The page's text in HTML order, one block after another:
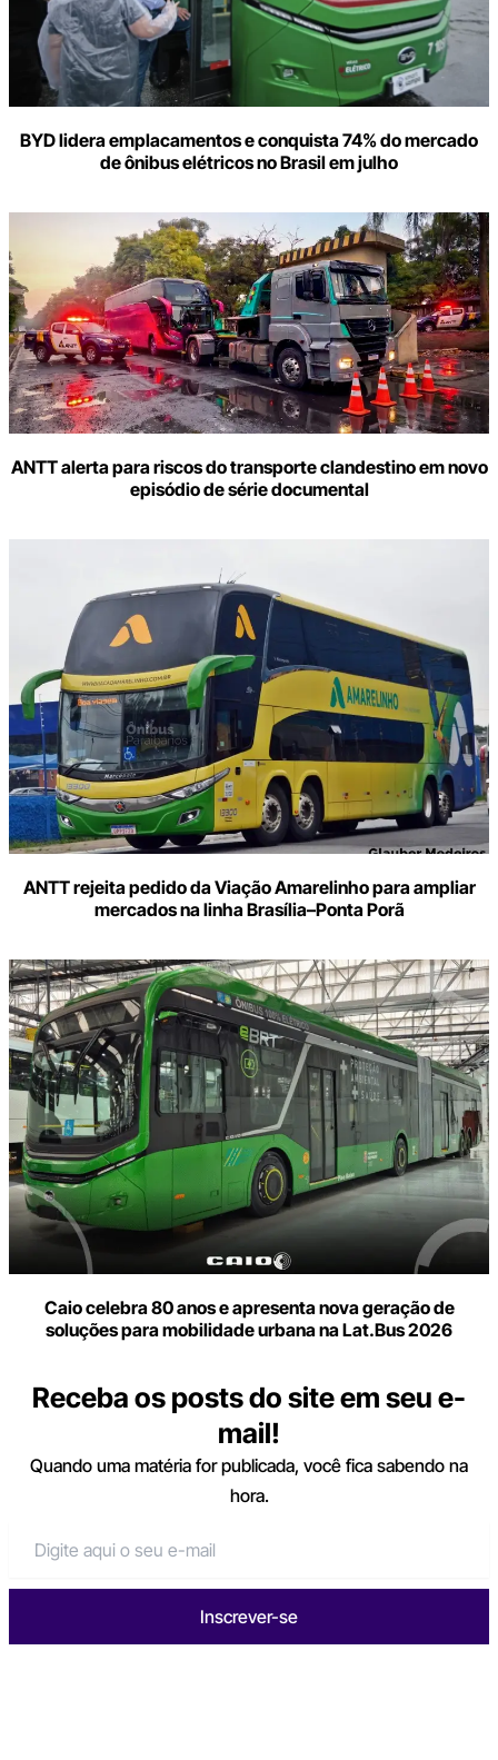
BYD lidera emplacamentos e conquista 74% do mercado
de ônibus elétricos no Brasil em julho
ANTT alerta para riscos do transporte clandestino em novo
episódio de série documental
ANTT rejeita pedido da Viação Amarelinho para ampliar
mercados na linha Brasília–Ponta Porã
Caio celebra 80 anos e apresenta nova geração de
soluções para mobilidade urbana na Lat.Bus 2026
Receba os posts do site em seu e-
mail!
Quando uma matéria for publicada, você fica sabendo na
hora.
Inscrever-se